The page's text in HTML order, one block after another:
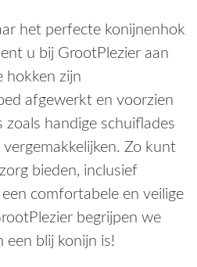
het perfecte konijnenhok
u bij GrootPlezier aan
hokken zijn
afgewerkt en voorzien
handige schuiflades
Zo kunt
bieden, inclusief
comfortabele en veilige
begrijpen we
een blij konijn is!